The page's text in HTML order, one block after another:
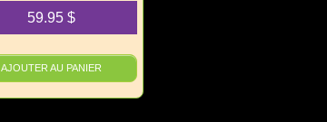
59.95$
AJOUTER AU PANIER